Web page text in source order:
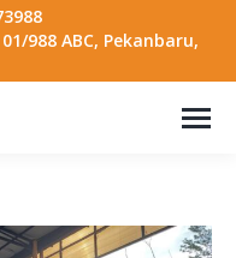
988 ABC, Pekanbaru,